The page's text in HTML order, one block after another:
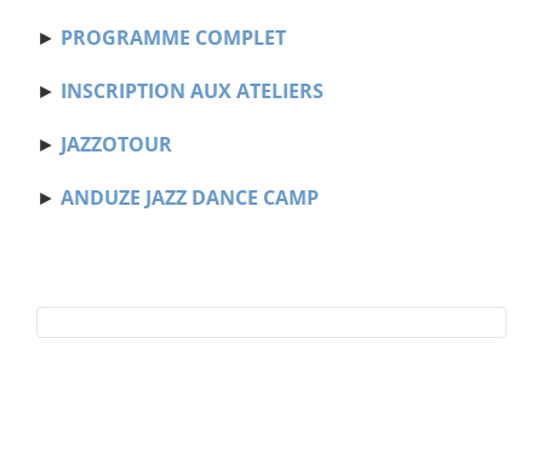
► PROGRAMME COMPLET
► INSCRIPTION AUX ATELIERS
► JAZZOTOUR
► ANDUZE JAZZ DANCE CAMP